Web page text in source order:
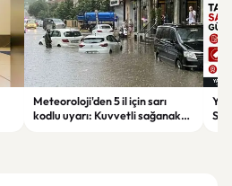
Meteoroloji'den 5 il için sarı
kodlu uyarı: Kuvvetli sağanak